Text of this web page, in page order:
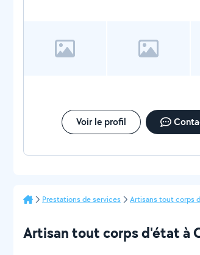
Voir le profil
Prestations de services Artisans tout corps
Artisan tout corps d'état à